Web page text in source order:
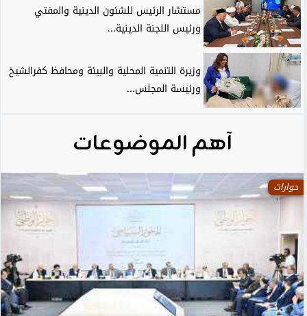
مستشار الرئيس للشئون الدينية والمفتي
ورئيس اللجنة الدينية...
وزيرة التنمية المحلية والبيئة ومحافظ كفرالشيخ
ورئيسة المجلس...
آهم الموضوعات
حوارات